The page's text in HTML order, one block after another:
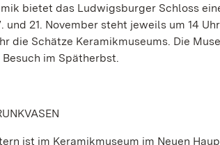
bietet das Ludwigsburger Schloss
und 21. November steht jeweils um 14
die Schätze Keramikmuseums. Die
im Spätherbst.
ist im Keramikmuseum im Neuen